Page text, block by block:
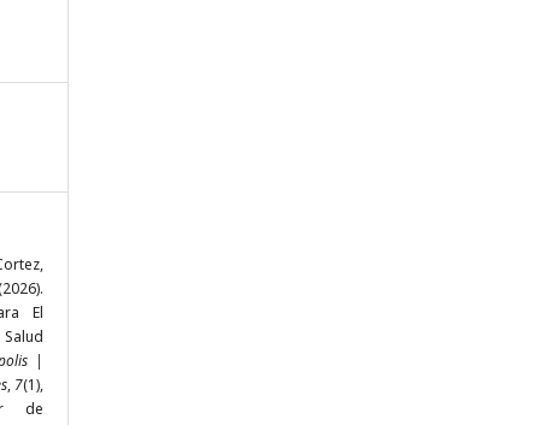
El
|
, 7(1),
de